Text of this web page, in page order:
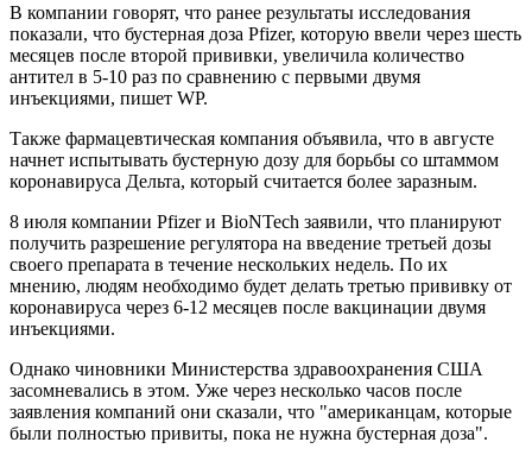
В компании говорят, что ранее результаты исследования
показали, что бустерная доза Pfizer, которую ввели через шесть
месяцев после второй прививки, увеличила количество
антител в 5-10 раз по сравнению с первыми двумя
инъекциями, пишет WP.
Также фармацевтическая компания объявила, что в августе
начнет испытывать бустерную дозу для борьбы со штаммом
коронавируса Дельта, который считается более заразным.
8 июля компании Pfizer и BioNTech заявили, что планируют
получить разрешение регулятора на введение третьей дозы
своего препарата в течение нескольких недель. По их
мнению, людям необходимо будет делать третью прививку от
коронавируса через 6-12 месяцев после вакцинации двумя
инъекциями.
Однако чиновники Министерства здравоохранения США
засомневались в этом. Уже через несколько часов после
заявления компаний они сказали, что "американцам, которые
были полностью привиты, пока не нужна бустерная доза".